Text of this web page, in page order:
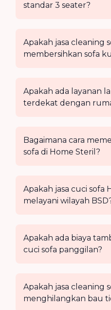
standar 3 seater?
Apakah jasa cleaning
membersihkan sofa
Apakah ada layanan
terdekat dengan
Bagaimana cara
sofa di Home Steril?
Apakah jasa cuci sofa
melayani wilayah
Apakah ada biaya
cuci sofa panggilan?
Apakah jasa cleaning
menghilangkan bau